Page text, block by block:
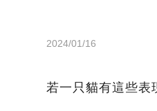
2024/01/16
若一只貓有這些表